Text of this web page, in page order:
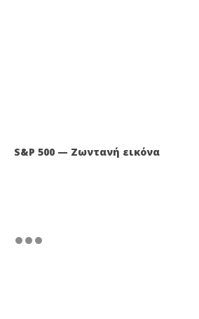
S&P 500 — Ζωντανή εικόνα